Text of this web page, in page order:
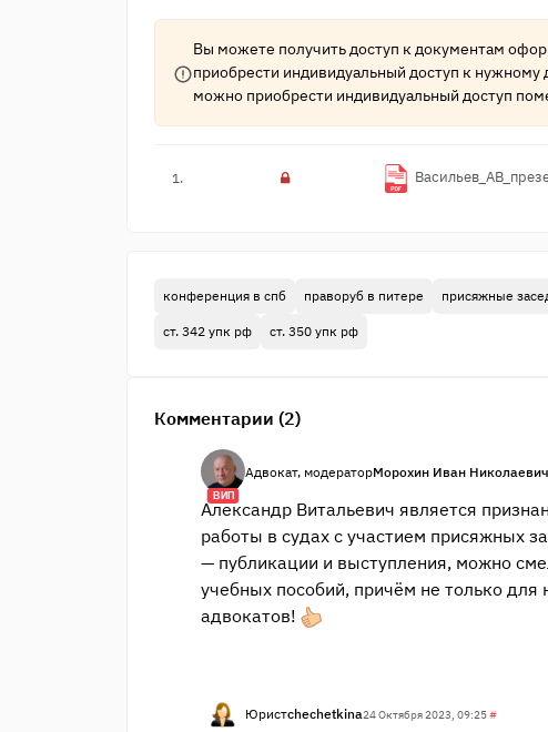
Вы можете получить доступ к документам
приобрести индивидуальный доступ к
можно приобрести индивидуальный доступ
1.
конференция в спб праворуб в питере присяжные
ст. 342 упк рф ст. 350 упк рф
Комментарии (2)
ВИП
Адвокат, модераторМорохин Иван Николаевич
Александр Витальевич является
работы в судах с участием присяжных
— публикации и выступления, можно
учебных пособий, причём не только
адвокатов!
Юристchechetkina24 Октября 2023, 09:25#